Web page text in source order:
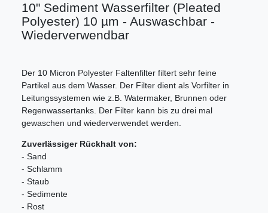
10" Sediment Wasserfilter (Pleated
Polyester) 10 µm - Auswaschbar -
Wiederverwendbar
Der 10 Micron Polyester Faltenfilter filtert sehr feine
Partikel aus dem Wasser. Der Filter dient als Vorfilter in
Leitungssystemen wie z.B. Watermaker, Brunnen oder
Regenwassertanks. Der Filter kann bis zu drei mal
gewaschen und wiederverwendet werden.
Zuverlässiger Rückhalt von:
- Sand
- Schlamm
- Staub
- Sedimente
- Rost